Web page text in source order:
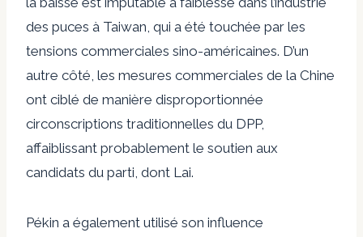
des puces à Taiwan, qui a été touchée par les
tensions commerciales sino-américaines. D’un
autre côté, les mesures commerciales de la Chine
ont ciblé de manière disproportionnée
circonscriptions traditionnelles du DPP,
affaiblissant probablement le soutien aux
candidats du parti, dont Lai.
Pékin a également utilisé son influence